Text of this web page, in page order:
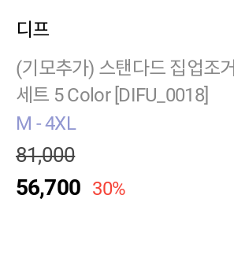
디프
(기모추가) 스탠다드 집업조거
세트 5 Color [DIFU_0018]
M - 4XL
81,000
56,700 30%